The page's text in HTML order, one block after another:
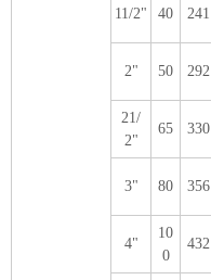
11/2" 40 241
2" 50 292
21/
2"
65 330
3" 80 356
4"
10
0
432